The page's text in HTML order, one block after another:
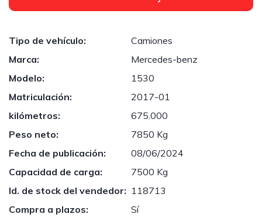
Tipo de vehículo:
Camiones
Marca:
Mercedes-benz
Modelo:
1530
Matriculación:
2017-01
kilómetros:
675.000
Peso neto:
7850 Kg
Fecha de publicación:
08/06/2024
Capacidad de carga:
7500 Kg
Id. de stock del vendedor: 118713
Compra a plazos:
Sí